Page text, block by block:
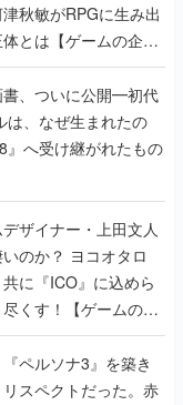
、ついに公開━初代
は、なぜ生まれたの
』へ受け継がれたもの
ザイナー・上田文人
のか？ ヨコオタロ
に『ICO』に込めら
くす！【ゲームの企
ペルソナ3』を築き
スペクトだった。赤
た“愚連隊”がシリー
まで【橋野桂インタ